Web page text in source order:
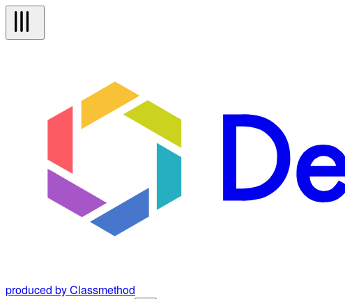
produced by Classmethod